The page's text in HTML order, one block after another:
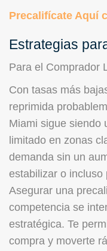
Precalifícate Aquí
Estrategias
Para el Comprador
Con tasas más
reprimida
Miami sigue siendo
limitado en zonas
demanda sin un
estabilizar o incluso
Asegurar una
competencia se
estratégica. Te
compra y moverte